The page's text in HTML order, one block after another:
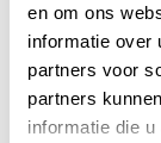
en om ons
informatie over
partners voor
partners
informatie die